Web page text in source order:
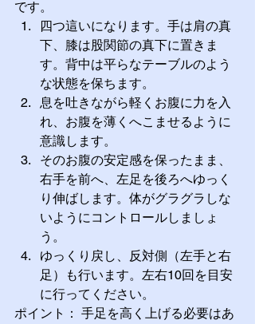
です。
四つ這いになります。手は肩の真
下、膝は股関節の真下に置きま
す。背中は平らなテーブルのよう
な状態を保ちます。
息を吐きながら軽くお腹に力を入
れ、お腹を薄くへこませるように
意識します。
そのお腹の安定感を保ったまま、
右手を前へ、左足を後ろへゆっく
り伸ばします。体がグラグラしな
いようにコントロールしましょ
う。
ゆっくり戻し、反対側（左手と右
足）も行います。左右10回を目安
に行ってください。
ポイント： 手足を高く上げる必要はあ